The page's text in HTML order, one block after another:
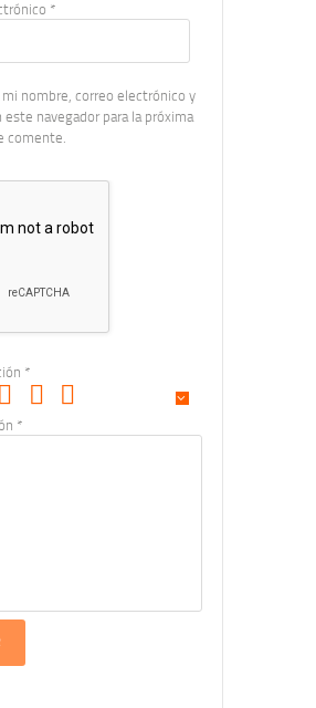
*
mi nombre, correo electrónico y
navegador para la próxima
comente.
*
*